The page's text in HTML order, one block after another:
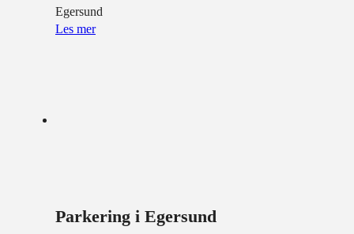
Egersund
Les mer
Parkering i Egersund